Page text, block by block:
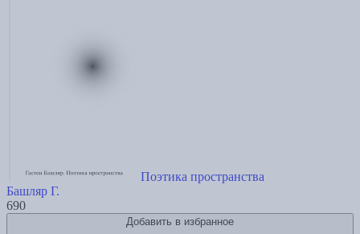
Поэтика пространства
Башляр Г.
690
Добавить в избранное